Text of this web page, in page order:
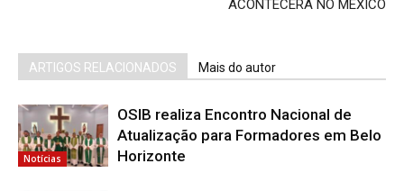
ACONTECERÁ NO MÉXICO
ARTIGOS RELACIONADOS Mais do autor
Notícias
OSIB realiza Encontro Nacional de
Atualização para Formadores em Belo
Horizonte